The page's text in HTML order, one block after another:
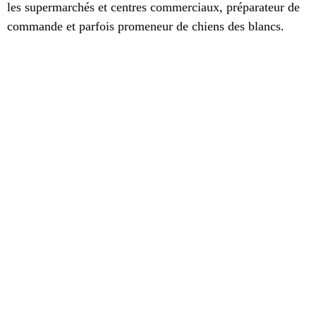
les supermarchés et centres commerciaux, préparateur de
commande et parfois promeneur de chiens des blancs.